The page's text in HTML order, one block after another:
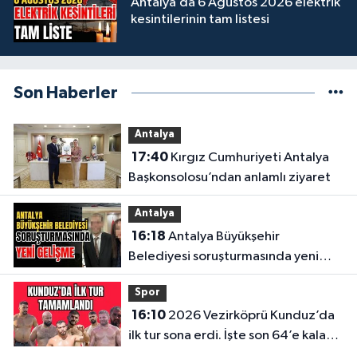
Antalya’da 6 Ağustos 2026 elektrik
kesintilerinin tam listesi
Son Haberler
Antalya
17:40Kırgız Cumhuriyeti Antalya
Başkonsolosu’ndan anlamlı ziyaret
Antalya
16:18
Belediyesi soruşturmasında yeni
gelişme
Spor
16:102026 Vezirköprü Kunduz’da
ilk tur sona erdi. İşte son 64’e kalan